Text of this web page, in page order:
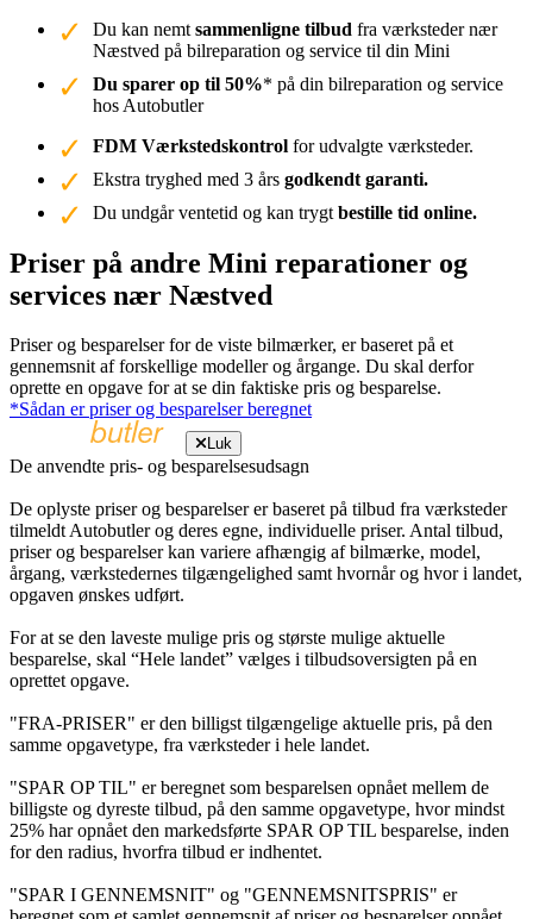
Du kan nemt sammenligne tilbud fra værksteder nær
Næstved på bilreparation og service til din Mini
Du sparer op til 50%* på din bilreparation og service
hos Autobutler
FDM Værkstedskontrol for udvalgte værksteder.
Ekstra tryghed med 3 års godkendt garanti.
Du undgår ventetid og kan trygt bestille tid online.
Priser på andre Mini reparationer og
services nær Næstved
Priser og besparelser for de viste bilmærker, er baseret på et
gennemsnit af forskellige modeller og årgange. Du skal derfor
oprette en opgave for at se din faktiske pris og besparelse.
*Sådan er priser og besparelser beregnet
Luk
De anvendte pris- og besparelsesudsagn
De oplyste priser og besparelser er baseret på tilbud fra værksteder
tilmeldt Autobutler og deres egne, individuelle priser. Antal tilbud,
priser og besparelser kan variere afhængig af bilmærke, model,
årgang, værkstedernes tilgængelighed samt hvornår og hvor i landet,
opgaven ønskes udført.
For at se den laveste mulige pris og største mulige aktuelle
besparelse, skal “Hele landet” vælges i tilbudsoversigten på en
oprettet opgave.
"FRA-PRISER" er den billigst tilgængelige aktuelle pris, på den
samme opgavetype, fra værksteder i hele landet.
"SPAR OP TIL" er beregnet som besparelsen opnået mellem de
billigste og dyreste tilbud, på den samme opgavetype, hvor mindst
25% har opnået den markedsførte SPAR OP TIL besparelse, inden
for den radius, hvorfra tilbud er indhentet.
"SPAR I GENNEMSNIT" og "GENNEMSNITSPRIS" er